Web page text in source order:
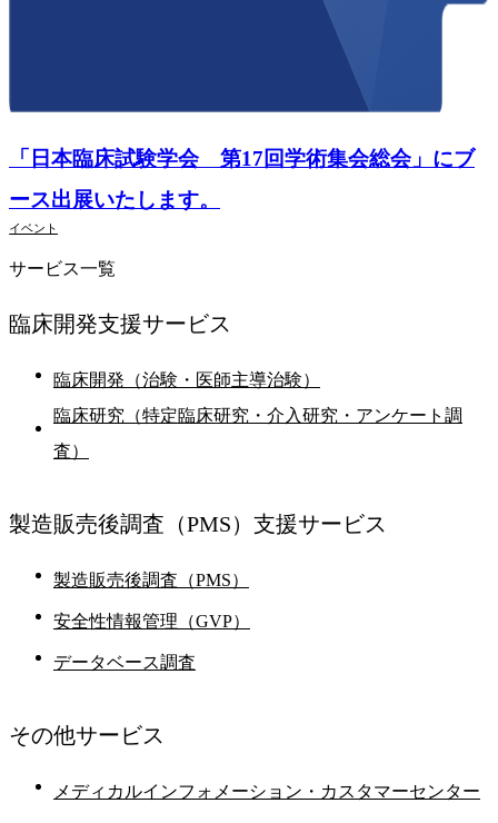
Event
「日本臨床試験学会 第17回学術集会総会」にブ
ース出展いたします。
イベント
サービス一覧
臨床開発支援サービス
臨床開発（治験・医師主導治験）
臨床研究（特定臨床研究・介入研究・アンケート調
査）
製造販売後調査 （PMS）支援サービス
製造販売後調査（PMS）
安全性情報管理（GVP）
データベース調査
その他サービス
メディカルインフォメーション・カスタマーセンター